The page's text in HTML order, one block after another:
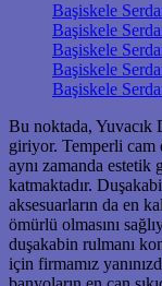
Başiskele
Başiskele
Başiskele
Başiskele
Başiskele
Bu noktada, Yuvacık
giriyor. Temperli cam
aynı zamanda
katmaktadır.
aksesuarların da en
ömürlü olmasını
duşakabin rulmanı
için firmamız